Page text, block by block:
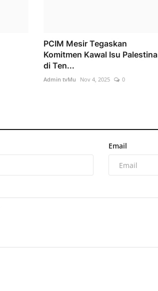
PCIM Mesir Tegaskan
Komitmen Kawal Isu Palestina
di Ten...
Admin tvMu Nov 4, 2025 0
Email